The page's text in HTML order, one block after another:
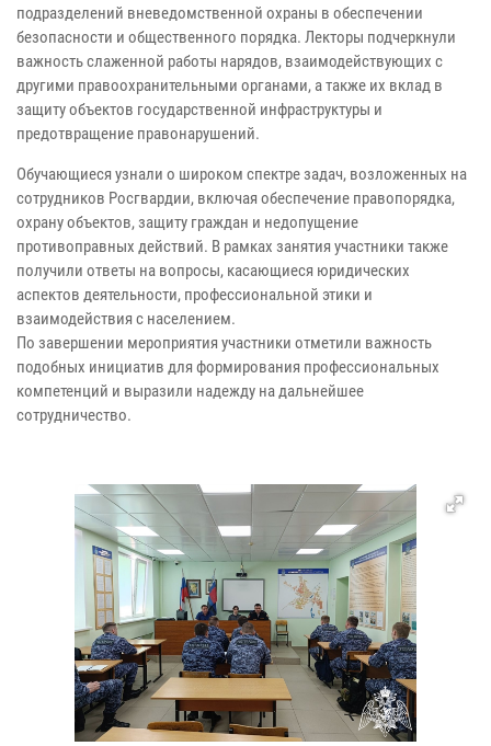
подразделений вневедомственной охраны в обеспечении
безопасности и общественного порядка. Лекторы подчеркнули
важность слаженной работы нарядов, взаимодействующих с
другими правоохранительными органами, а также их вклад в
защиту объектов государственной инфраструктуры и
предотвращение правонарушений.
Обучающиеся узнали о широком спектре задач, возложенных на
сотрудников Росгвардии, включая обеспечение правопорядка,
охрану объектов, защиту граждан и недопущение
противоправных действий. В рамках занятия участники также
получили ответы на вопросы, касающиеся юридических
аспектов деятельности, профессиональной этики и
взаимодействия с населением.
По завершении мероприятия участники отметили важность
подобных инициатив для формирования профессиональных
компетенций и выразили надежду на дальнейшее
сотрудничество.